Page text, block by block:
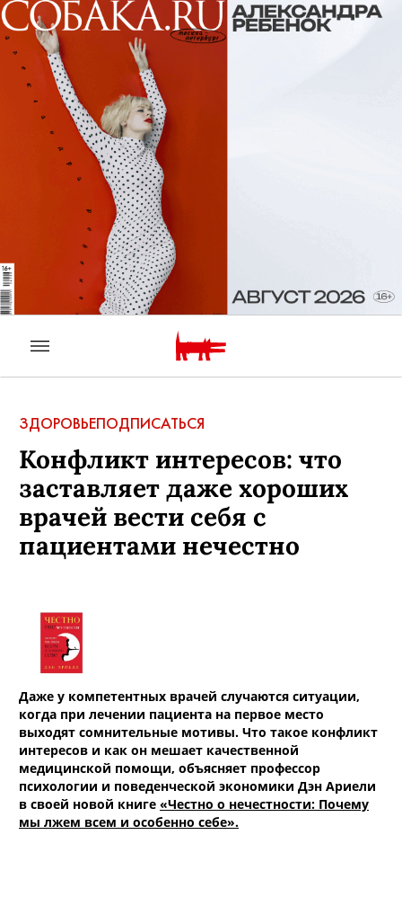
ЗДОРОВЬЕПОДПИСАТЬСЯ
Конфликт интересов: что
заставляет даже хороших
врачей вести себя с
пациентами нечестно
Даже у компетентных врачей случаются ситуации,
когда при лечении пациента на первое место
выходят сомнительные мотивы. Что такое конфликт
интересов и как он мешает качественной
медицинской помощи, объясняет профессор
психологии и поведенческой экономики Дэн Ариели
в своей новой книге «Честно о нечестности: Почему
мы лжем всем и особенно себе».